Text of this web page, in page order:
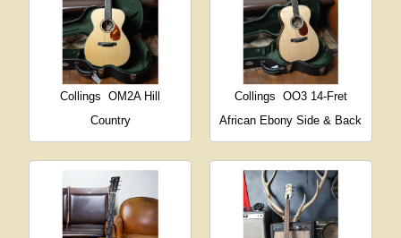
Collings
OM2A Hill
Country
Collings OO3 14-Fret
African Ebony Side & Back